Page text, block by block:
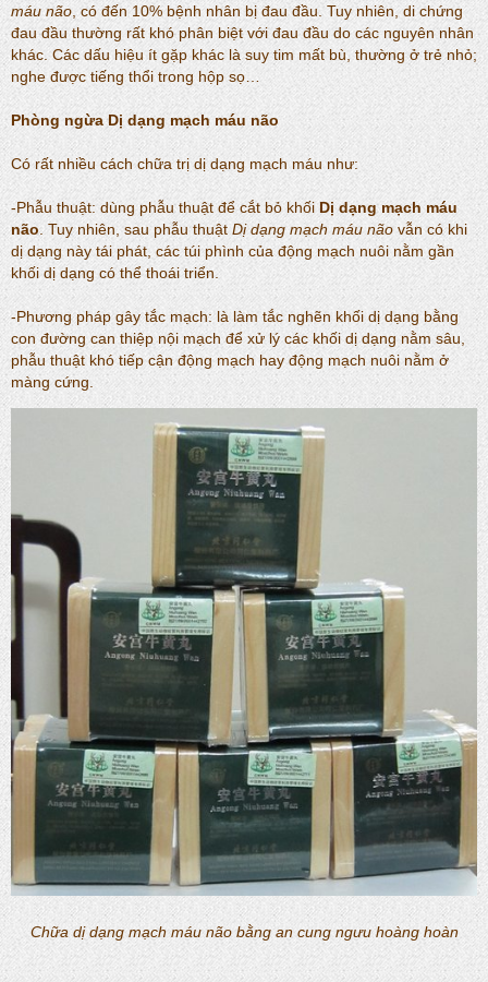
máu não , có đến 10% bệnh nhân bị đau đầu. Tuy nhiên, di chứng
đau đầu thường rất khó phân biệt với đau đầu do các nguyên nhân
khác. Các dấu hiệu ít gặp khác là suy tim mất bù, thường ở trẻ nhỏ;
nghe được tiếng thổi trong hộp sọ…
Phòng ngừaDị dạng mạch máu não
Có rất nhiều cách chữa trị dị dạng mạch máu như:
-Phẫu thuật: dùng phẫu thuật để cắt bỏ khối Dị dạng mạch máu
não. Tuy nhiên, sau phẫu thuật Dị dạng mạch máu não vẫn có khi
dị dạng này tái phát, các túi phình của động mạch nuôi nằm gần
khối dị dạng có thể thoái triển.
-Phương pháp gây tắc mạch: là làm tắc nghẽn khối dị dạng bằng
con đường can thiệp nội mạch để xử lý các khối dị dạng nằm sâu,
phẫu thuật khó tiếp cận động mạch hay động mạch nuôi nằm ở
màng cứng.
Chữa dị dạng mạch máu não bằng an cung ngưu hoàng hoàn